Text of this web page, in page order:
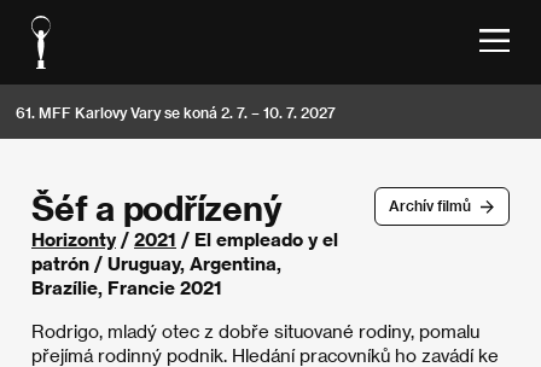
61. MFF Karlovy Vary se koná 2. 7. – 10. 7. 2027
Archív filmů
Šéf a podřízený
Horizonty/ 2021 / El empleado y el
patrón / Uruguay, Argentina,
Brazílie, Francie 2021
Rodrigo, mladý otec z dobře situované rodiny, pomalu
přejímá rodinný podnik. Hledání pracovníků ho zavádí ke